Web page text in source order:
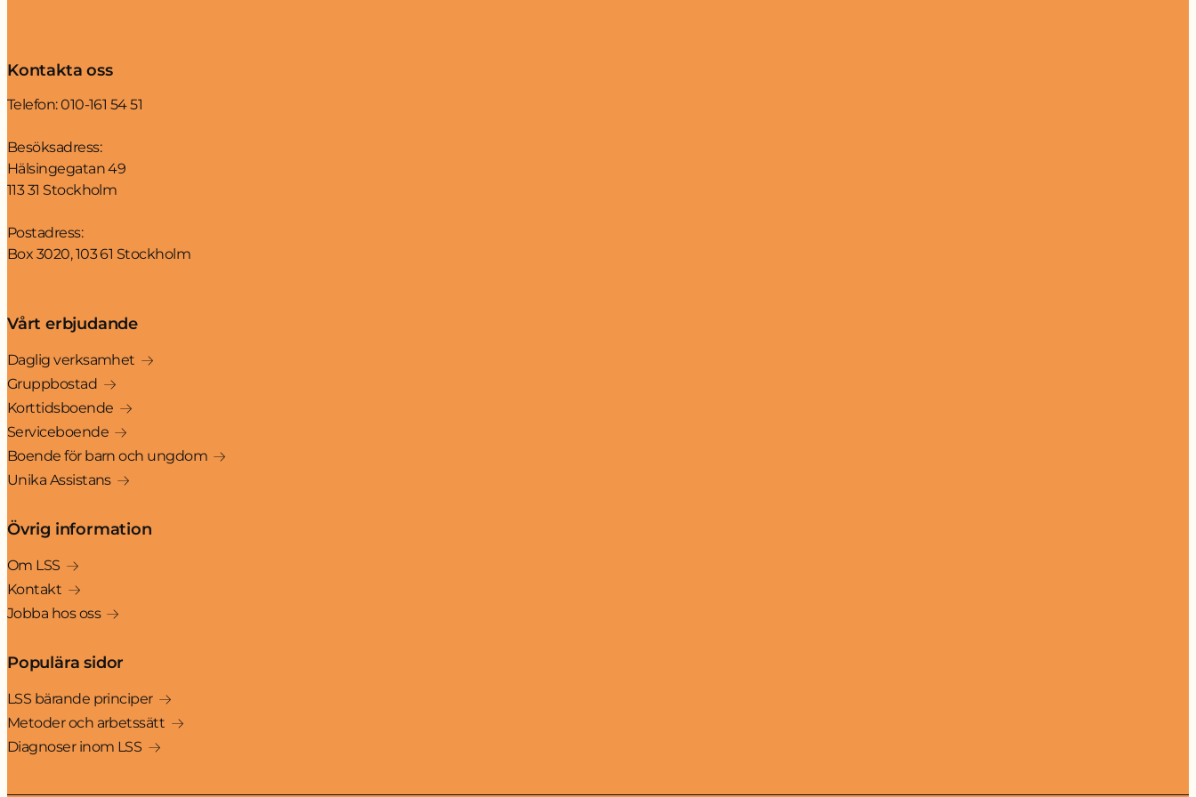
Kontakta oss
Telefon:010-161 54 51
Besöksadress:
Hälsingegatan 49
113 31 Stockholm
Postadress:
Box 3020, 103 61 Stockholm
Vårt erbjudande
Daglig verksamhet
Gruppbostad
Korttidsboende
Serviceboende
Boende för barn och ungdom
Unika Assistans
Övrig information
Om LSS
Kontakt
Jobba hos oss
Populära sidor
LSS bärande principer
Metoder och arbetssätt
Diagnoser inom LSS